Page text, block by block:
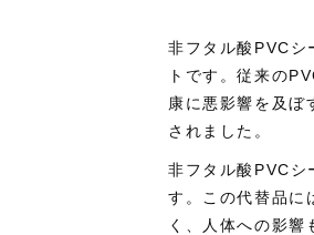
非フタル酸PVCシ
トです。従来の
康に悪影響を及ぼ
されました。
非フタル酸PVCシ
す。この代替品に
く、人体への影響